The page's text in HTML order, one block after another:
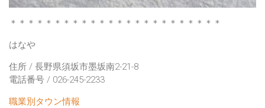
＊＊＊＊＊＊＊＊＊＊＊＊＊＊＊＊＊＊＊＊＊＊＊＊
はなや
住所 / 長野県須坂市墨坂南2-21-8
電話番号 / 026-245-2233
職業別タウン情報